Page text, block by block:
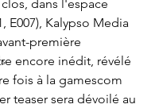
dans l'espace
E007), Kalypso Media
première
encore inédit, révélé
fois à la gamescom
teaser sera dévoilé au